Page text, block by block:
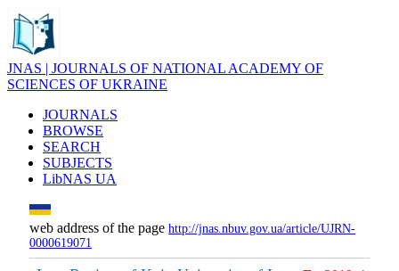
JNAS | JOURNALS OF NATIONAL ACADEMY OF
SCIENCES OF UKRAINE
JOURNALS
BROWSE
SEARCH
SUBJECTS
LibNAS UA
web address of the page http://jnas.nbuv.gov.ua/article/UJRN-
0000619071